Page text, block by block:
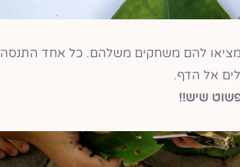
להם משחקים משלהם. כל אחד התנסה
אל הדף.
שיש!!